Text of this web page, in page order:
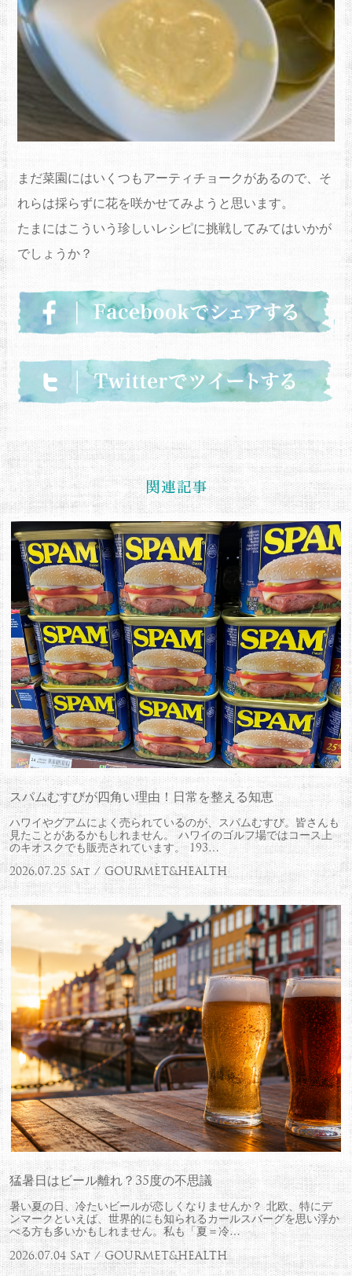
まだ菜園にはいくつもアーティチョークがあるので、そ
れらは採らずに花を咲かせてみようと思います。
たまにはこういう珍しいレシピに挑戦してみてはいかが
でしょうか？
スパムむすびが四角い理由！日常を整える知恵
ハワイやグアムによく売られているのが、スパムむすび。皆さんも
見たことがあるかもしれません。 ハワイのゴルフ場ではコース上
のキオスクでも販売されています。 193…
2026.07.25 Sat / GOURMET&HEALTH
猛暑日はビール離れ？35度の不思議
暑い夏の日、冷たいビールが恋しくなりませんか？ 北欧、特にデ
ンマークといえば、世界的にも知られるカールスバーグを思い浮か
べる方も多いかもしれません。私も「夏＝冷…
2026.07.04 Sat / GOURMET&HEALTH